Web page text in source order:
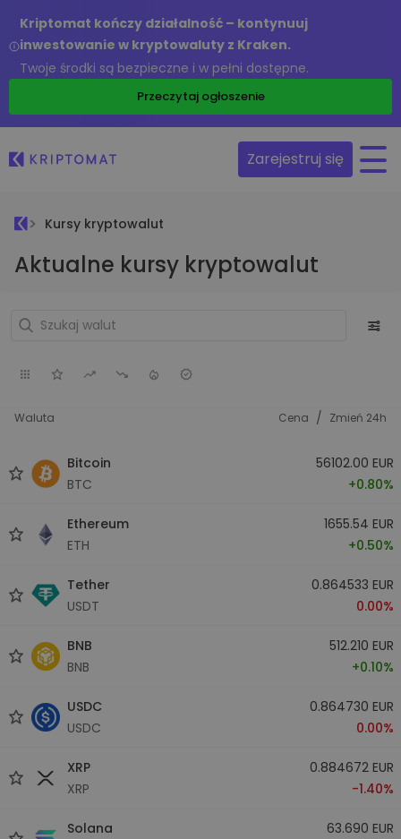
Kriptomat kończy działalność – kontynuuj
inwestowanie w kryptowaluty z Kraken.
Twoje środki są bezpieczne i w pełni dostępne.
Przeczytaj ogłoszenie
Zarejestruj się
Kursy kryptowalut
Aktualne kursy kryptowalut
Waluta Cena / Zmień 24h
Bitcoin
BTC
56102.00 EUR
+0.80%
Ethereum
ETH
1655.54 EUR
+0.50%
Tether
USDT
0.864533 EUR
0.00%
BNB
BNB
512.210 EUR
+0.10%
USDC
USDC
0.864730 EUR
0.00%
XRP
XRP
0.884672 EUR
-1.40%
Solana
63.690 EUR